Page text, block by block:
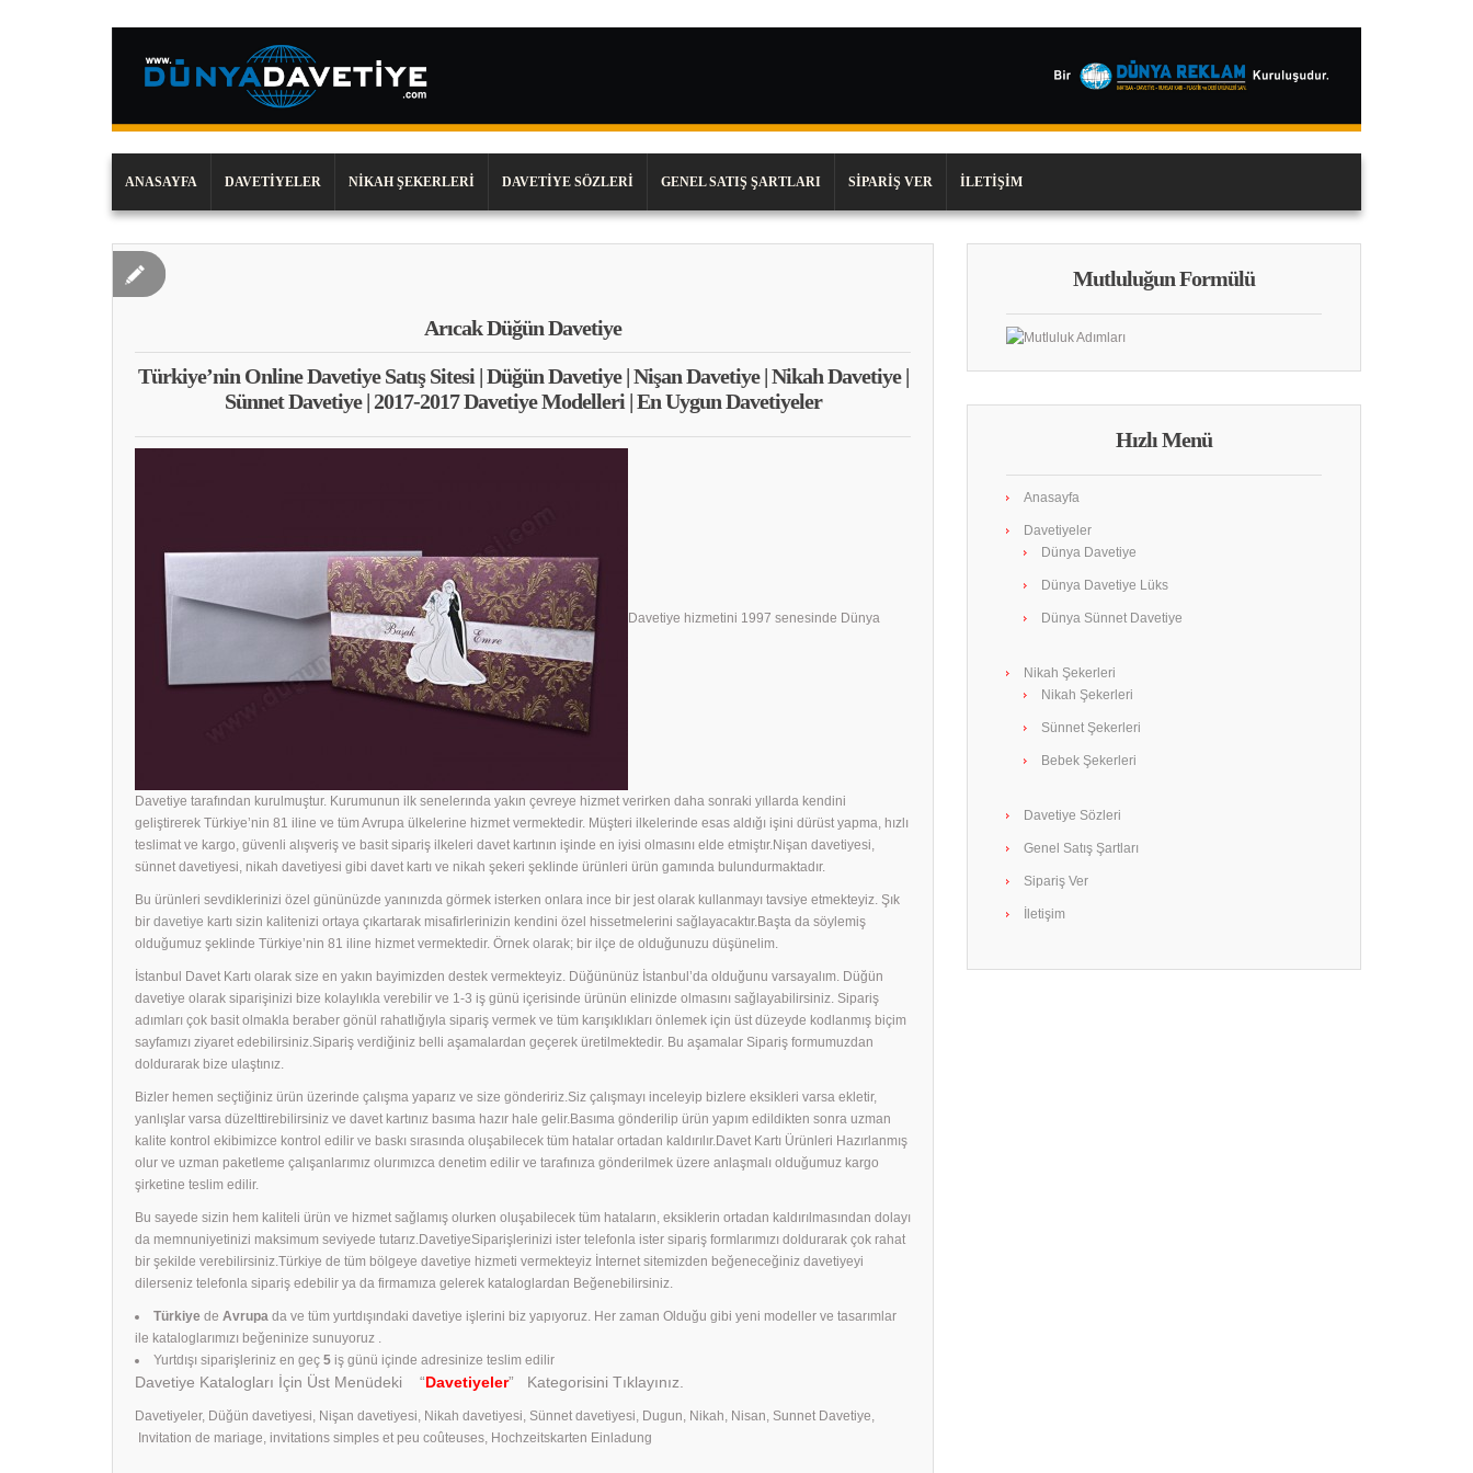
ANASAYFA DAVETIYELER NIKAH ŞEKERLERI DAVETIYE SÖZLERI GENEL SATIŞ ŞARTLARI SIPARIŞ VER İLETIŞIM
Arıcak Düğün Davetiye
Türkiye’nin Online Davetiye Satış Sitesi | Düğün Davetiye | Nişan Davetiye | Nikah Davetiye |
Sünnet Davetiye | 2017-2017 Davetiye Modelleri | En Uygun Davetiyeler
Davetiye hizmetini 1997 senesinde Dünya
Davetiye tarafından kurulmuştur. Kurumunun ilk senelerında yakın çevreye hizmet verirken daha sonraki yıllarda kendini
geliştirerek Türkiye’nin 81 iline ve tüm Avrupa ülkelerine hizmet vermektedir. Müşteri ilkelerinde esas aldığı işini dürüst yapma, hızlı
teslimat ve kargo, güvenli alışveriş ve basit sipariş ilkeleri davet kartının işinde en iyisi olmasını elde etmiştır.Nişan davetiyesi,
sünnet davetiyesi, nikah davetiyesi gibi davet kartı ve nikah şekeri şeklinde ürünleri ürün gamında bulundurmaktadır.
Bu ürünleri sevdiklerinizi özel gününüzde yanınızda görmek isterken onlara ince bir jest olarak kullanmayı tavsiye etmekteyiz. Şık
bir davetiye kartı sizin kalitenizi ortaya çıkartarak misafirlerinizin kendini özel hissetmelerini sağlayacaktır.Başta da söylemiş
olduğumuz şeklinde Türkiye’nin 81 iline hizmet vermektedir. Örnek olarak; bir ilçe de olduğunuzu düşünelim.
İstanbul Davet Kartı olarak size en yakın bayimizden destek vermekteyiz. Düğününüz İstanbul’da olduğunu varsayalım. Düğün
davetiye olarak siparişinizi bize kolaylıkla verebilir ve 1-3 iş günü içerisinde ürünün elinizde olmasını sağlayabilirsiniz. Sipariş
adımları çok basit olmakla beraber gönül rahatlığıyla sipariş vermek ve tüm karışıklıkları önlemek için üst düzeyde kodlanmış biçim
sayfamızı ziyaret edebilirsiniz.Sipariş verdiğiniz belli aşamalardan geçerek üretilmektedir. Bu aşamalar Sipariş formumuzdan
doldurarak bize ulaştınız.
Bizler hemen seçtiğiniz ürün üzerinde çalışma yaparız ve size göndeririz.Siz çalışmayı inceleyip bizlere eksikleri varsa ekletir,
yanlışlar varsa düzelttirebilirsiniz ve davet kartınız basıma hazır hale gelir.Basıma gönderilip ürün yapım edildikten sonra uzman
kalite kontrol ekibimizce kontrol edilir ve baskı sırasında oluşabilecek tüm hatalar ortadan kaldırılır.Davet Kartı Ürünleri Hazırlanmış
olur ve uzman paketleme çalışanlarımız olurımızca denetim edilir ve tarafınıza gönderilmek üzere anlaşmalı olduğumuz kargo
şirketine teslim edilir.
Bu sayede sizin hem kaliteli ürün ve hizmet sağlamış olurken oluşabilecek tüm hataların, eksiklerin ortadan kaldırılmasından dolayı
da memnuniyetinizi maksimum seviyede tutarız.DavetiyeSiparişlerinizi ister telefonla ister sipariş formlarımızı doldurarak çok rahat
bir şekilde verebilirsiniz.Türkiye de tüm bölgeye davetiye hizmeti vermekteyiz İnternet sitemizden beğeneceğiniz davetiyeyi
dilerseniz telefonla sipariş edebilir ya da firmamıza gelerek kataloglardan Beğenebilirsiniz.
Türkiye de Avrupa da ve tüm yurtdışındaki davetiye işlerini biz yapıyoruz. Her zaman Olduğu gibi yeni modeller ve tasarımlar
ile kataloglarımızı beğeninize sunuyoruz .
Yurtdışı siparişleriniz en geç 5 iş günü içinde adresinize teslim edilir
Davetiye Katalogları İçin Üst Menüdeki “Davetiyeler” Kategorisini Tıklayınız.
Davetiyeler, Düğün davetiyesi, Nişan davetiyesi, Nikah davetiyesi, Sünnet davetiyesi, Dugun, Nikah, Nisan, Sunnet Davetiye,
Invitation de mariage, invitations simples et peu coûteuses, Hochzeitskarten Einladung
Mutluluğun Formülü
Hızlı Menü
Anasayfa
Davetiyeler
Dünya Davetiye
Dünya Davetiye Lüks
Dünya Sünnet Davetiye
Nikah Şekerleri
Nikah Şekerleri
Sünnet Şekerleri
Bebek Şekerleri
Davetiye Sözleri
Genel Satış Şartları
Sipariş Ver
İletişim